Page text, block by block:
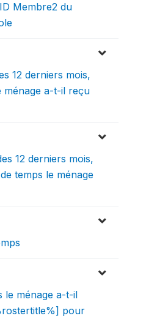
Membre2 du
12 derniers mois,
ménage a-t-il reçu
12 derniers mois,
temps le ménage
le ménage a-t-il
pour